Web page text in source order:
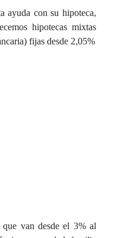
ayuda con su hipoteca,
hipotecas mixtas
fijas desde 2,05%
van desde el 3% al